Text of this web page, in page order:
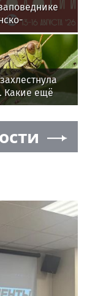
пройдут
дни
Какие ещё
под